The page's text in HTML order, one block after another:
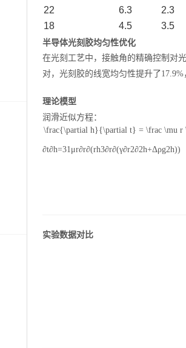
22
6.3 2.3
18
4.5 3.5
半导体光刻胶均匀性优化
在光刻工艺中，接触角的精确控制对
对，光刻胶的线宽均匀性提升了17.9%
理论模型
润滑近似方程：
\frac{\partial h}{\partial t} = \frac \mu
∂t∂h=31μr∂r∂(rh3∂r∂(γ∂r2∂2h+Δρg2h))
实验数据对比